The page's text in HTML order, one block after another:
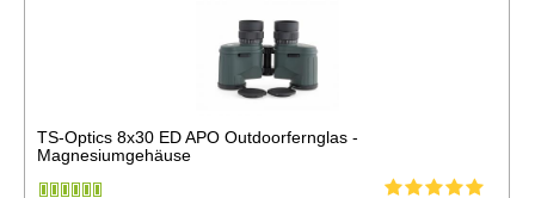
TS-Optics 8x30 ED APO Outdoorfernglas -
Magnesiumgehäuse